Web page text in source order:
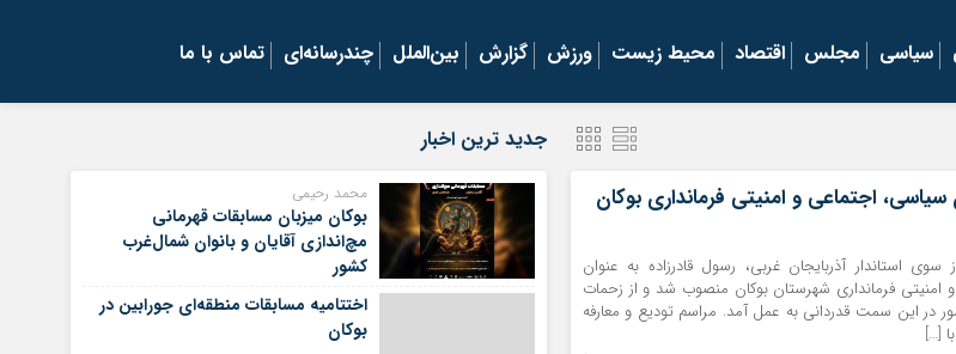
سیاسی مجلس اقتصاد محیط زیست ورزش گزارش بین‌الملل چندرسانه‌ای تماس با ما
اجتماعی و امنیتی فرمانداری بوکان
استاندار آذربایجان غربی، رسول قادرزاده به عنوان
فرمانداری شهرستان بوکان منصوب شد و از زحمات
در این سمت قدردانی به عمل آمد. مراسم تودیع و معارفه
جدید ترین اخبار
محمد رحیمی
بوکان میزبان مسابقات قهرمانی
مچ‌اندازی آقایان و بانوان شمال‌غرب
کشور
اختتامیه مسابقات منطقه‌ای جورابین در
بوکان